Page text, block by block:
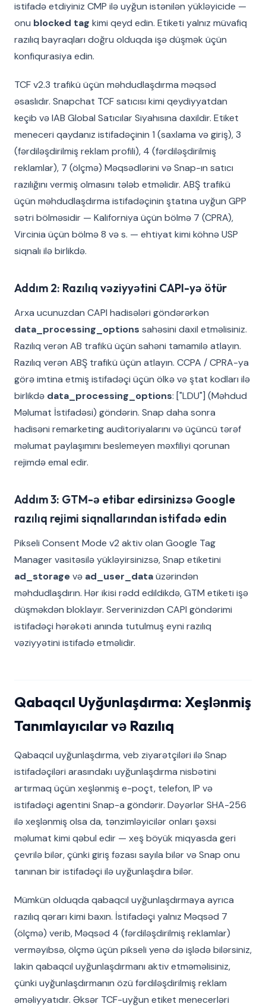
istifadə etdiyiniz CMP ilə uyğun istənilən yükləyicide —
onu blocked tag kimi qeyd edin. Etiketi yalnız müvafiq
razılıq bayraqları doğru olduqda işə düşmək üçün
konfiqurasiya edin.
TCF v2.3 trafikü üçün məhdudlaşdırma məqsəd
əsaslıdır. Snapchat TCF satıcısı kimi qeydiyyatdan
keçib və IAB Global Satıcılar Siyahısına daxildir. Etiket
meneceri qaydanız istifadəçinin 1 (saxlama və giriş), 3
(fərdiləşdirilmiş reklam profili), 4 (fərdiləşdirilmiş
reklamlar), 7 (ölçmə) Məqsədlərini və Snap-ın satıcı
razılığını vermiş olmasını tələb etməlidir. ABŞ trafikü
üçün məhdudlaşdırma istifadəçinin ştatına uyğun GPP
sətri bölməsidir — Kaliforniya üçün bölmə 7 (CPRA),
Vircinia üçün bölmə 8 və s. — ehtiyat kimi köhnə USP
siqnalı ilə birlikdə.
Addım 2: Razılıq vəziyyətini CAPI-yə ötür
Arxa ucunuzdan CAPI hadisələri göndərərkən
data_processing_options sahəsini daxil etməlisiniz.
Razılıq verən AB trafikü üçün sahəni tamamilə atlayın.
Razılıq verən ABŞ trafikü üçün atlayın. CCPA / CPRA-ya
görə imtina etmiş istifadəçi üçün ölkə və ştat kodları ilə
birlikdə data_processing_options: ["LDU"] (Məhdud
Məlumat İstifadəsi) göndərin. Snap daha sonra
hadisəni remarketing auditoriyalarını və üçüncü tərəf
məlumat paylaşımını beslemeyen məxfiliyi qorunan
rejimdə emal edir.
Addım 3: GTM-ə etibar edirsinizsə Google
razılıq rejimi siqnallarından istifadə edin
Pikseli Consent Mode v2 aktiv olan Google Tag
Manager vasitəsilə yükləyirsinizsə, Snap etiketini
ad_storagevə ad_user_dataüzərindən
məhdudlaşdırın. Hər ikisi rədd edildikdə, GTM etiketi işə
düşməkdən bloklayır. Serverinizdən CAPI göndərimi
istifadəçi hərəkəti anında tutulmuş eyni razılıq
vəziyyətini istifadə etməlidir.
Qabaqcıl Uyğunlaşdırma: Xeşlənmiş
Tanımlayıcılar və Razılıq
Qabaqcıl uyğunlaşdırma, veb ziyarətçiləri ilə Snap
istifadəçiləri arasındakı uyğunlaşdırma nisbətini
artırmaq üçün xeşlənmiş e-poçt, telefon, IP və
istifadəçi agentini Snap-a göndərir. Dəyərlər SHA-256
ilə xeşlənmiş olsa da, tənzimləyicilər onları şəxsi
məlumat kimi qəbul edir — xeş böyük miqyasda geri
çevrilə bilər, çünki giriş fəzası sayıla bilər və Snap onu
tanınan bir istifadəçi ilə uyğunlaşdıra bilər.
Mümkün olduqda qabaqcıl uyğunlaşdırmaya ayrıca
razılıq qərarı kimi baxın. İstifadəçi yalnız Məqsəd 7
(ölçmə) verib, Məqsəd 4 (fərdiləşdirilmiş reklamlar)
verməyibsə, ölçmə üçün pikseli yenə də işlədə bilərsiniz,
lakin qabaqcıl uyğunlaşdırmanı aktiv etməməlisiniz,
çünki uyğunlaşdırmanın özü fərdiləşdirilmiş reklam
əməliyyatıdır. Əksər TCF-uyğun etiket menecerləri